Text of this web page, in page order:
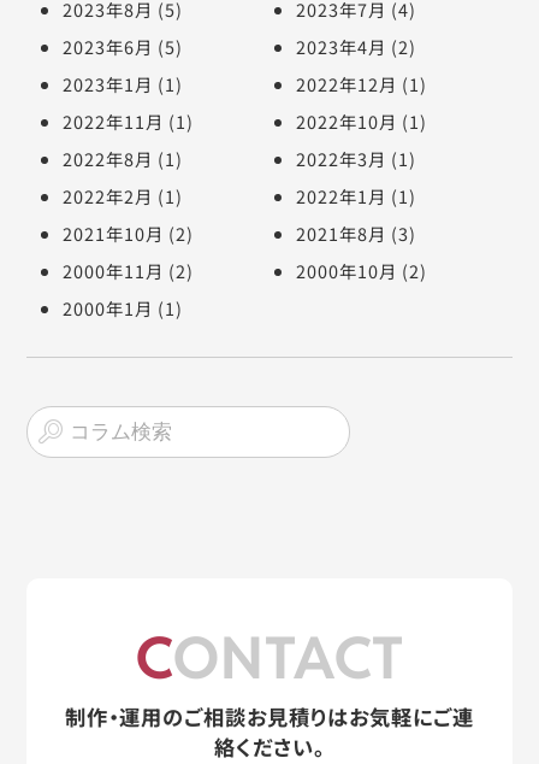
2023年8月 (5) 2023年7月 (4)
2023年6月 (5) 2023年4月 (2)
2023年1月 (1) 2022年12月 (1)
2022年11月 (1) 2022年10月 (1)
2022年8月 (1) 2022年3月 (1)
2022年2月 (1) 2022年1月 (1)
2021年10月 (2) 2021年8月 (3)
2000年11月 (2) 2000年10月 (2)
2000年1月 (1)
CONTACT
制作・運用のご相談お見積りはお気軽にご連
絡ください。